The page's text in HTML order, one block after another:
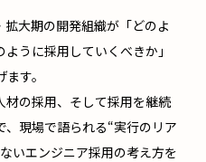
大期の開発組織が「どのよ
うに採用していくべきか」
す。
の採用、そして採用を継続
現場で語られる“実行のリア
いエンジニア採用の考え方を